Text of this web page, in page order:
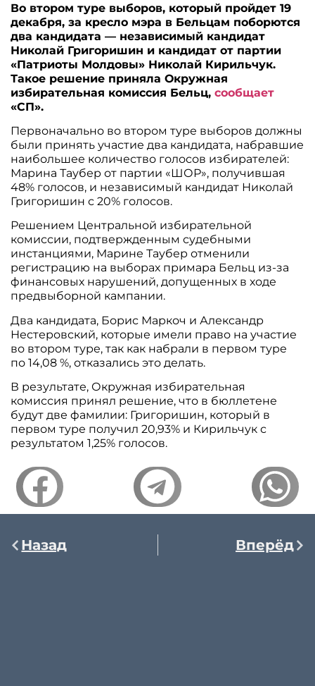
Во втором туре выборов, который пройдет 19
декабря, за кресло мэра в Бельцам поборются
два кандидата — независимый кандидат
Николай Григоришин и кандидат от партии
«Патриоты Молдовы» Николай Кирильчук.
Такое решение приняла Окружная
избирательная комиссия Бельц,сообщает
«СП».
Первоначально во втором туре выборов должны
были принять участие два кандидата, набравшие
наибольшее количество голосов избирателей:
Марина Таубер от партии «ШОР», получившая
48% голосов, и независимый кандидат Николай
Григоришин с 20% голосов.
Решением Центральной избирательной
комиссии, подтвержденным судебными
инстанциями, Марине Таубер отменили
регистрацию на выборах примара Бельц из-за
финансовых нарушений, допущенных в ходе
предвыборной кампании.
Два кандидата, Борис Маркоч и Александр
Нестеровский, которые имели право на участие
во втором туре, так как набрали в первом туре
по 14,08 %, отказались это делать.
В результате, Окружная избирательная
комиссия принял решение, что в бюллетене
будут две фамилии: Григоришин, который в
первом туре получил 20,93% и Кирильчук с
результатом 1,25% голосов.
Назад Вперёд